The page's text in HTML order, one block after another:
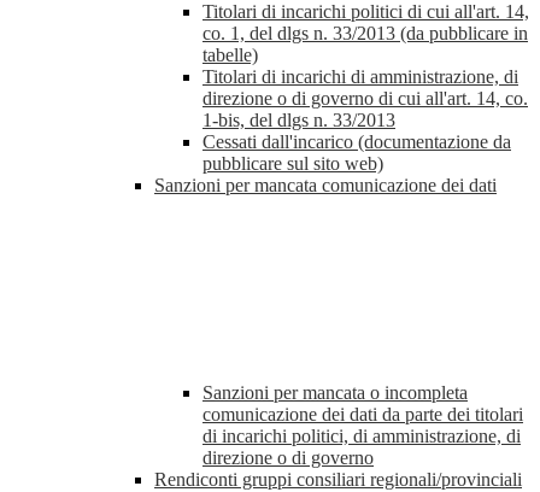
Titolari di incarichi politici di cui all'art. 14,
co. 1, del dlgs n. 33/2013 (da pubblicare in
tabelle)
Titolari di incarichi di amministrazione, di
direzione o di governo di cui all'art. 14, co.
1-bis, del dlgs n. 33/2013
Cessati dall'incarico (documentazione da
pubblicare sul sito web)
Sanzioni per mancata comunicazione dei dati
Sanzioni per mancata o incompleta
comunicazione dei dati da parte dei titolari
di incarichi politici, di amministrazione, di
direzione o di governo
Rendiconti gruppi consiliari regionali/provinciali